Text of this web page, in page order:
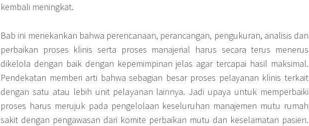
kembali meningkat.
Bab ini menekankan bahwa perencanaan, perancangan, pengukuran, analisis dan
perbaikan proses klinis serta proses manajerial harus secara terus menerus
dikelola dengan baik dengan kepemimpinan jelas agar tercapai hasil maksimal.
Pendekatan memberi arti bahwa sebagian besar proses pelayanan klinis terkait
dengan satu atau lebih unit pelayanan lainnya. Jadi upaya untuk memperbaiki
proses harus merujuk pada pengelolaan keseluruhan manajemen mutu rumah
sakit dengan pengawasan dari komite perbaikan mutu dan keselamatan pasien.